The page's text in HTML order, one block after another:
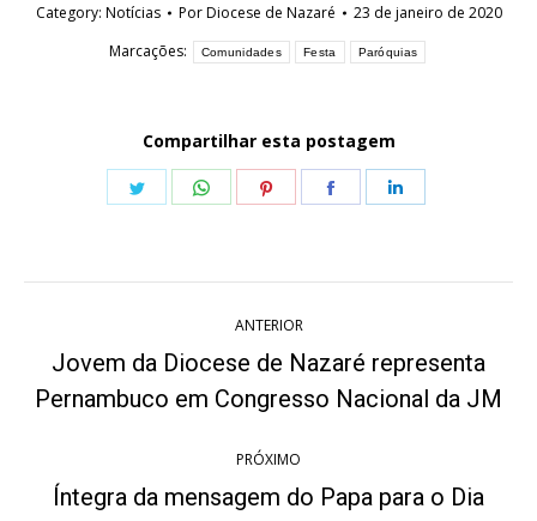
Category: Notícias PorDiocese de Nazaré
23 de janeiro de 2020
Marcações:
Comunidades Festa Paróquias
Compartilhar esta postagem
Share
Share
Share
Share
de
post:
ANTERIOR
Post
anterior:
Jovem da Diocese de Nazaré representa
Pernambuco em Congresso Nacional da JM
PRÓXIMO
Próximo
Íntegra da mensagem do Papa para o Dia